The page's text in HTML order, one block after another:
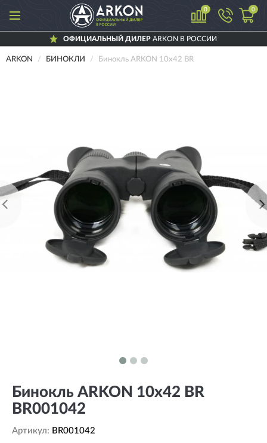
0 0
ОФИЦИАЛЬНЫЙ ДИЛЕРARKON В РОССИИ
ARKON БИНОКЛИ Бинокль ARKON 10х42 BR
Бинокль ARKON 10х42 BR
BR001042
Артикул: BR001042